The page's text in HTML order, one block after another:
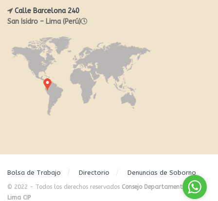
Calle Barcelona 240
San Isidro – Lima (Perú)
Bolsa de Trabajo Directorio Denuncias de Soborno
© 2022 - Todos los derechos reservados Consejo Departamental de
Lima CIP